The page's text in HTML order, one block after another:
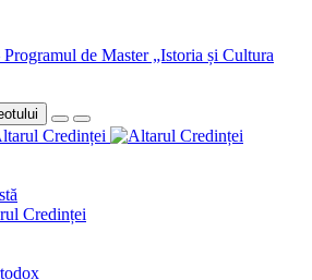
de Master „Istoria și Cultura
Credinței